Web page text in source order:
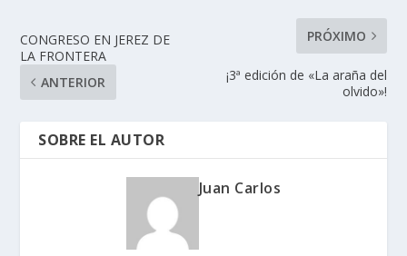
CONGRESO EN JEREZ DE
LA FRONTERA
ANTERIOR
PRÓXIMO
¡3ª edición de «La araña del
olvido»!
SOBRE EL AUTOR
Juan Carlos